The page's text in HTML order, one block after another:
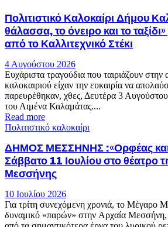
Πολιτιστικό Καλοκαίρι Δήμου
θάλασσα, το όνειρο και το
από το Καλλιτεχνικό Στέκι
4 Αυγούστου 2026
Ευχάριστα τραγούδια που ταιριάζουν στην
καλοκαιριού είχαν την ευκαιρία να
παρευρέθηκαν, χθες, Δευτέρα 3
του Λιμένα Καλαμάτας....
Read more
Πολιτιστικό καλοκαίρι
ΔΗΜΟΣ ΜΕΣΣΗΝΗΣ :«Ορφέας και
Σάββατο 11 Ιουλίου στο θέατρο
Μεσσήνης
10 Ιουλίου 2026
Για τρίτη συνεχόμενη χρονιά, το Μέγαρο
δυναμικό «παρών» στην Αρχαία Μεσσήνη,